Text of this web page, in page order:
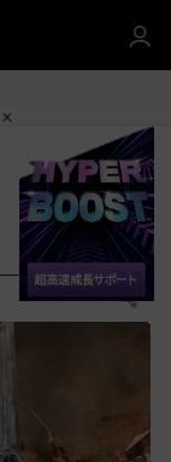
共有する